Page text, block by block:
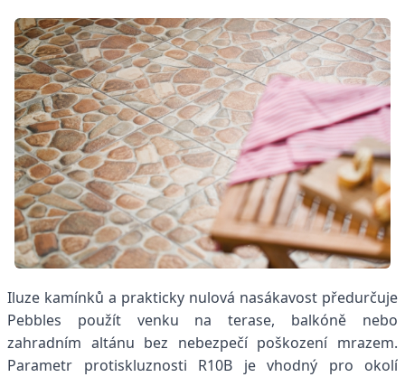
Iluze kamínků a prakticky nulová nasákavost předurčuje
Pebbles použít venku na terase, balkóně nebo
zahradním altánu bez nebezpečí poškození mrazem.
Parametr protiskluznosti R10B je vhodný pro okolí